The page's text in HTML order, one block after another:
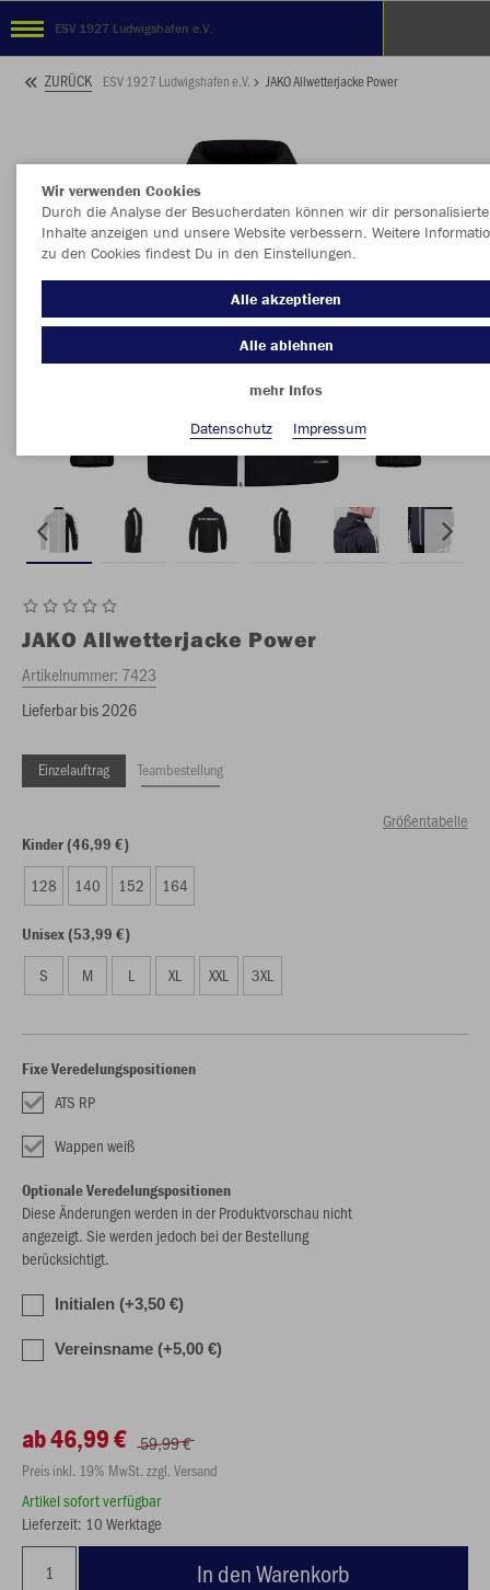
ESV 1927 Ludwigshafen e.V.
ZURÜCK ESV 1927 Ludwigshafen e.V. JAKO Allwetterjacke Power
JAKO Allwetterjacke Power
Artikelnummer: 7423
Lieferbar bis 2026
Einzelauftrag Teambestellung
Größentabelle
Kinder (46,99 €)
128 140 152 164
Unisex (53,99 €)
S M L XL XXL 3XL
Fixe Veredelungspositionen
ATS RP
Wappen weiß
Optionale Veredelungspositionen
Diese Änderungen werden in der Produktvorschau nicht
angezeigt. Sie werden jedoch bei der Bestellung
berücksichtigt.
Initialen (+3,50 €)
Vereinsname (+5,00 €)
ab 46,99 € 59,99 €
Preis inkl. 19% MwSt. zzgl. Versand
Artikel sofort verfügbar
Lieferzeit: 10 Werktage
In den Warenkorb
Wir verwenden Cookies
Durch die Analyse der Besucherdaten können wir dir personalisierte
Inhalte anzeigen und unsere Website verbessern. Weitere
zu den Cookies findest Du in den Einstellungen.
Alle akzeptieren
Alle ablehnen
mehr Infos
Datenschutz
Impressum